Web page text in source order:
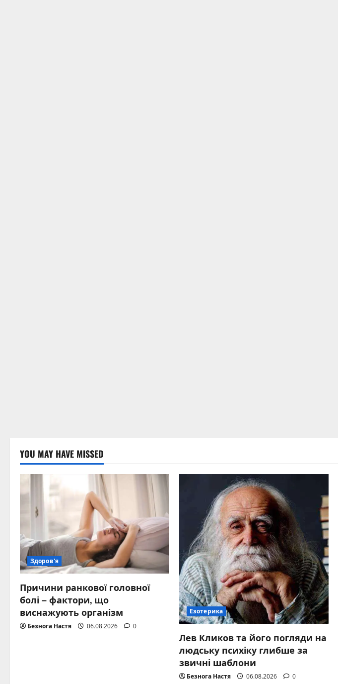
YOU MAY HAVE MISSED
Здоров'я
Причини ранкової головної
болі – фактори, що
виснажують організм
Безнога Настя 06.08.2026 0
Езотерика
Лев Кликов та його погляди на
людську психіку глибше за
звичні шаблони
Безнога Настя 06.08.2026 0